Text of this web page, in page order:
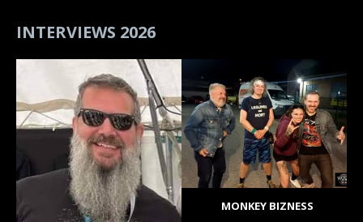
INTERVIEWS 2026
MONKEY BIZNESS